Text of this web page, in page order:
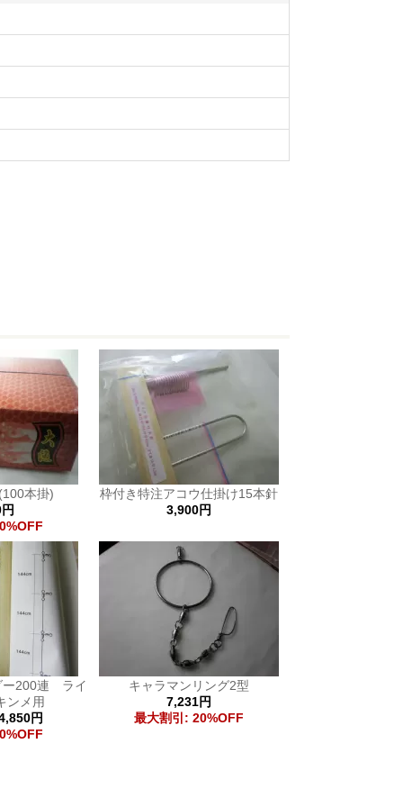
本掛)
枠付き特注アコウ仕掛け15本針
3,900円
ー200連 ライ
ンメ用
円
キャラマンリング2型
7,231円
最大割引: 20%OFF